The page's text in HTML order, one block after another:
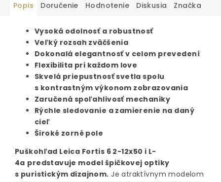
Popis Doručenie Hodnotenie Diskusia Značka
Vysoká odolnosť a robustnosť
Veľký rozsah zväčšenia
Dokonalá elegantnosť v celom prevedení
Flexibilita pri každom love
Skvelá priepustnosť svetla spolu
s kontrastným výkonom zobrazovania
Zaručená spoľahlivosť mechaniky
Rýchle sledovanie a zamierenie na daný
cieľ
Široké zorné pole
Puškohľad Leica Fortis 6 2-12x50 i L-
4a predstavuje model špičkovej optiky
s puristickým dizajnom. Je atraktívnym modelom